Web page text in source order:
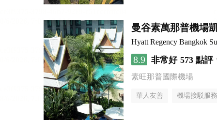
曼谷素萬那普機場
Hyatt Regency Bangkok
8.9 非常好 573 點評
素旺那普國際機場
華人友善 機場接駁服務